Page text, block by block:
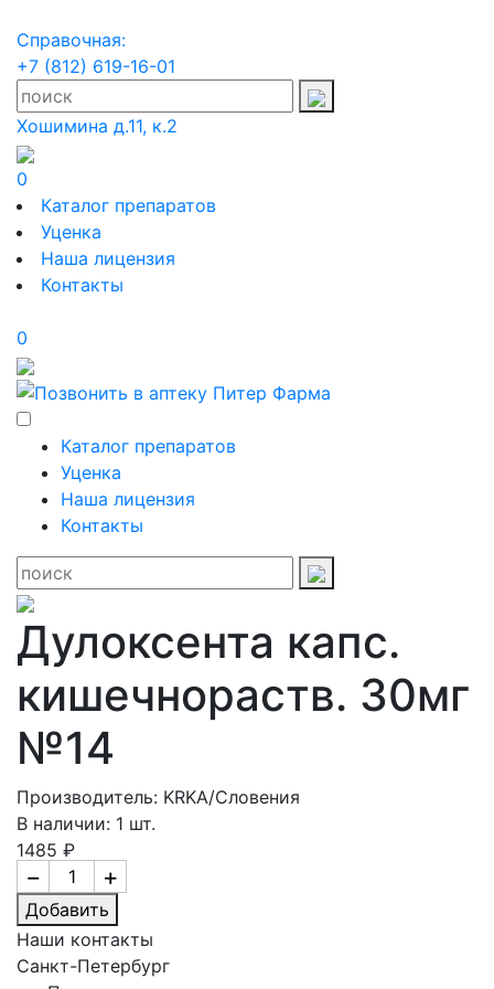
Справочная:
+7 (812) 619-16-01
Хошимина д.11, к.2
0
Каталог препаратов
Уценка
Наша лицензия
Контакты
0
Каталог препаратов
Уценка
Наша лицензия
Контакты
Дулоксента капс.
кишечнораств. 30мг
№14
Производитель: KRKA/Словения
В наличии: 1 шт.
1485 ₽
+
−
Добавить
Наши контакты
Санкт-Петербург